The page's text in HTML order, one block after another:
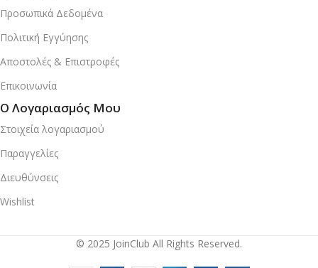
Προσωπικά Δεδομένα
Πολιτική Εγγύησης
Αποστολές & Επιστροφές
Επικοινωνία
Ο Λογαριασμός Μου
Στοιχεία λογαριασμού
Παραγγελίες
Διευθύνσεις
Wishlist
© 2025 JoinClub All Rights Reserved.